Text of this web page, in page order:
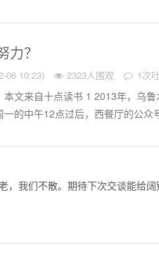
力？
06 10:23) 2323人围观 1次
本文来自十点读书 1 2013年，乌
一的中午12点过后，西餐厅的公众
，我们不散。 期待下次交谈能给阔